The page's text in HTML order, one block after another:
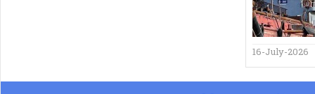
16-July-2026